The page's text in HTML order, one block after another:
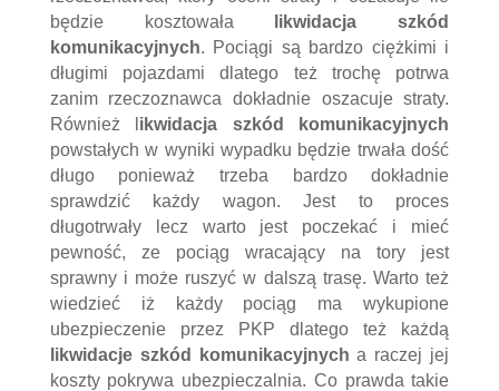
będzie kosztowała likwidacja szkód
komunikacyjnych. Pociągi są bardzo ciężkimi i
długimi pojazdami dlatego też trochę potrwa
zanim rzeczoznawca dokładnie oszacuje straty.
Również l ikwidacja szkód komunikacyjnych
powstałych w wyniki wypadku będzie trwała dość
długo ponieważ trzeba bardzo dokładnie
sprawdzić każdy wagon. Jest to proces
długotrwały lecz warto jest poczekać i mieć
pewność, ze pociąg wracający na tory jest
sprawny i może ruszyć w dalszą trasę. Warto też
wiedzieć iż każdy pociąg ma wykupione
ubezpieczenie przez PKP dlatego też każdą
likwidacje szkód
komunikacyjnycha raczej jej
koszty pokrywa ubezpieczalnia. Co prawda takie